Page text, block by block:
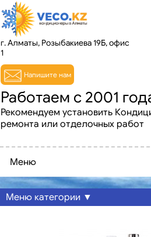
Работаем с 2001
Рекомендуем установить
ремонта или отделочных работ
г. Алматы, Розыбакиева 19Б, офис
1
Напишите нам
Меню
Меню категории ▼